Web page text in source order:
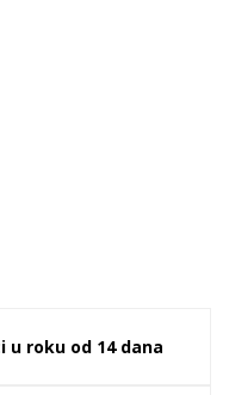
roku od 14 dana